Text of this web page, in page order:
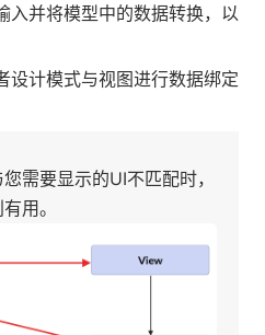
入并将模型中的数据转换，以
设计模式与视图进行数据绑定
需要显示的UI不匹配时，
用。